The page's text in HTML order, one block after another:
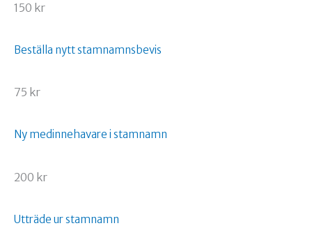
150 kr
Beställa nytt stamnamnsbevis
75 kr
Ny medinnehavare i stamnamn
200 kr
Utträde ur stamnamn